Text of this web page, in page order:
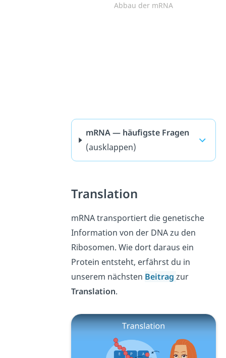
Abbau der mRNA
mRNA — häufigste Fragen
(ausklappen)
Translation
mRNA transportiert die genetische
Information von der DNA zu den
Ribosomen. Wie dort daraus ein
Protein entsteht, erfährst du in
unserem nächsten Beitragzur
Translation.